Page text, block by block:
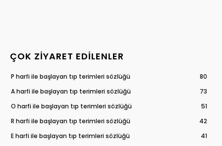
ÇOK ZIYARET EDILENLER
P harfi ile başlayan tıp terimleri sözlüğü
80
A harfi ile başlayan tıp terimleri sözlüğü
73
O harfi ile başlayan tıp terimleri sözlüğü
51
R harfi ile başlayan tıp terimleri sözlüğü
42
E harfi ile başlayan tıp terimleri sözlüğü
41